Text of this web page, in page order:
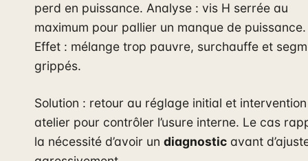
perd en puissance. Analyse : vis H serrée au
maximum pour pallier un manque de puissance.
Effet : mélange trop pauvre, surchauffe et
grippés.
Solution : retour au réglage initial et intervention
atelier pour contrôler l’usure interne. Le cas
la nécessité d’avoir un diagnostic avant